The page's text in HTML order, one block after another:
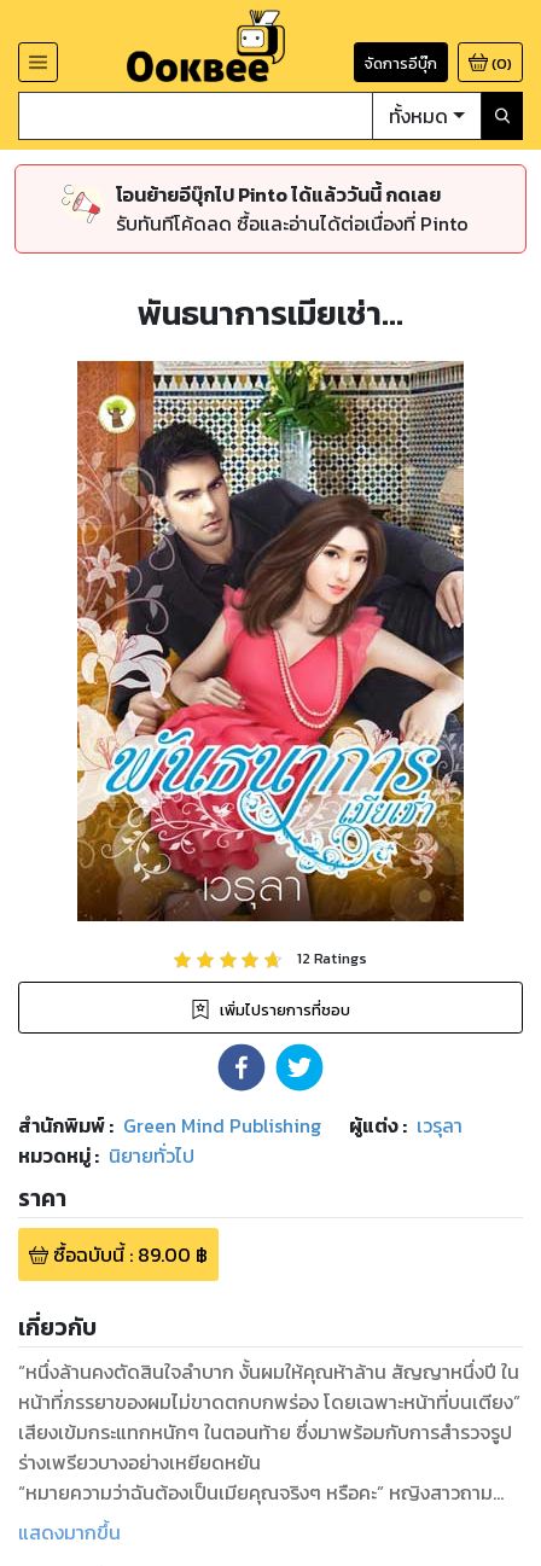
จัดการอีบุ๊ก (0)
ทั้งหมด
โอนย้ายอีบุ๊กไป Pinto ได้แล้ววันนี้ กดเลย
รับทันทีโค้ดลด ซื้อและอ่านได้ต่อเนื่องที่ Pinto
พันธนาการเมียเช่า...
12Ratings
เพิ่มไปรายการที่ชอบ
สำนักพิมพ์: Green Mind Publishing ผู้แต่ง : เวรุลา
หมวดหมู่: นิยายทั่วไป
ราคา
ซื้อฉบับนี้: 89.00 ฿
เกี่ยวกับ
“หนึ่งล้านคงตัดสินใจลำบาก งั้นผมให้คุณห้าล้าน สัญญาหนึ่งปี ใน
หน้าที่ภรรยาของผมไม่ขาดตกบกพร่อง โดยเฉพาะหน้าที่บนเตียง”
เสียงเข้มกระแทกหนักๆ ในตอนท้าย ซึ่งมาพร้อมกับการสำรวจรูป
ร่างเพรียวบางอย่างเหยียดหยัน
“หมายความว่าฉันต้องเป็นเมียคุณจริงๆ หรือคะ” หญิงสาวถามย้ำ
อย่างตระหนก เธอได้ยินไม่ผิดใช่ไหม ถ้าเป็นแบบนั้นก็ต้องเสียสาว
แสดงมากขึ้น